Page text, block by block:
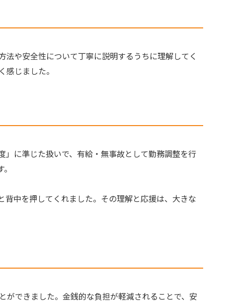
や安全性について丁寧に説明するうちに理解してく
じました。
に準じた扱いで、有給・無事故として勤務調整を行
中を押してくれました。その理解と応援は、大きな
ができました。金銭的な負担が軽減されることで、安